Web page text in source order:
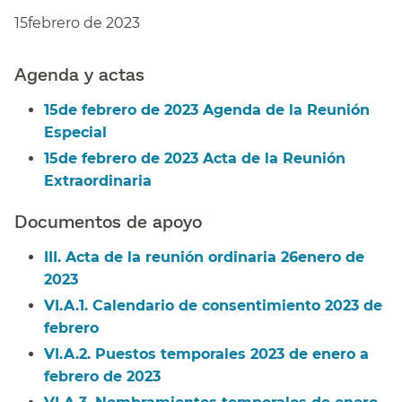
15febrero de 2023​​
Agenda y actas​​
15de febrero de 2023 Agenda de la Reunión
Especial​​
15de febrero de 2023 Acta de la Reunión
Extraordinaria​​
Documentos de apoyo​​
III. Acta de la reunión ordinaria 26enero de
2023​​
VI.A.1. Calendario de consentimiento 2023 de
febrero​​
VI.A.2. Puestos temporales 2023 de enero a
febrero de 2023​​